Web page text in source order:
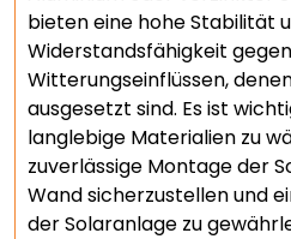
bieten eine hohe Stabilität
Widerstandsfähigkeit
Witterungseinflüssen,
ausgesetzt sind. Es ist
langlebige Materialien zu
zuverlässige Montage der
Wand sicherzustellen und
der Solaranlage zu